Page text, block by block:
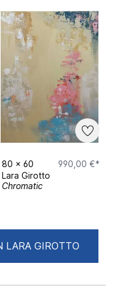
80 x 60
990,00 €*
Lara Girotto
Chromatic
LARA GIROTTO